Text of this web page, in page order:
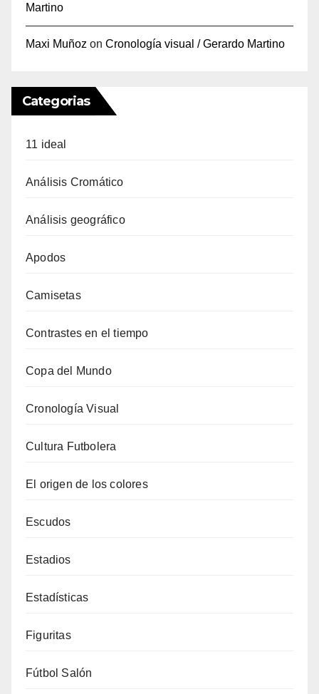
Martino
Maxi Muñoz on Cronología visual / Gerardo Martino
Categorias
11 ideal
Análisis Cromático
Análisis geográfico
Apodos
Camisetas
Contrastes en el tiempo
Copa del Mundo
Cronología Visual
Cultura Futbolera
El origen de los colores
Escudos
Estadios
Estadísticas
Figuritas
Fútbol Salón